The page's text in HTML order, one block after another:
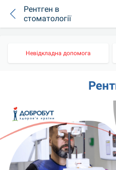
Рентген в
стоматології
Невідкладна допомога